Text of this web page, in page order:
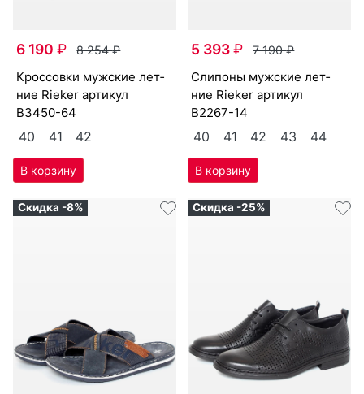
6 190₽ 8 254₽
крос­совки мужс­кие лет­
ние Ri­eker артикул
B3450-64
40 41 42
5 393₽ 7 190₽
сли­поны мужс­кие лет­
ние Ri­eker артикул
B2267-14
40 41 42 43 44
Скидка -8% Скидка -25%